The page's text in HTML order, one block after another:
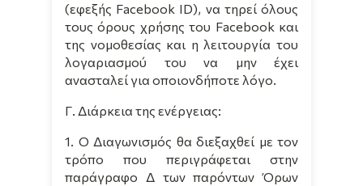
(εφεξής Facebook ID), να τηρεί όλους
τους όρους χρήσης του Facebook και
της νομοθεσίας και η λειτουργία του
λογαριασμού του να μην έχει
ανασταλεί για οποιονδήποτε λόγο.
Γ. Διάρκεια της ενέργειας:
1. O Διαγωνισμός θα διεξαχθεί με τον
τρόπο που περιγράφεται στην
παράγραφο Δ των παρόντων Όρων